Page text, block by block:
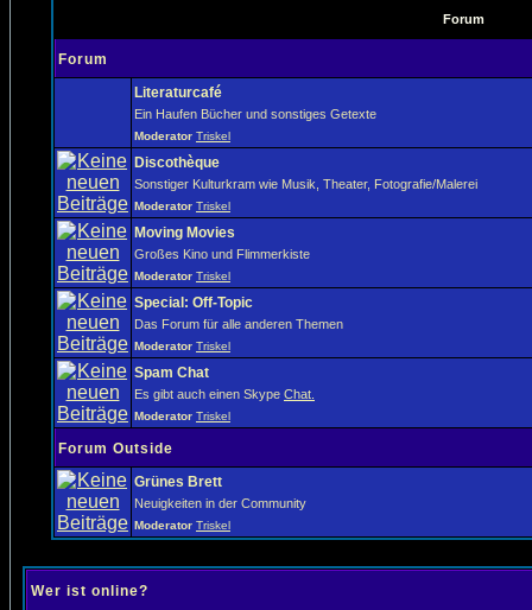
Forum
Forum
Literaturcafé
Ein Haufen Bücher und sonstiges Getexte
Moderator Triskel
Discothèque
Sonstiger Kulturkram wie Musik, Theater, Fotografie/Malerei
Moderator Triskel
Moving Movies
Großes Kino und Flimmerkiste
Moderator Triskel
Special: Off-Topic
Das Forum für alle anderen Themen
Moderator Triskel
Spam Chat
Es gibt auch einen Skype Chat.
Moderator Triskel
Forum Outside
Grünes Brett
Neuigkeiten in der Community
Moderator Triskel
Wer ist online?